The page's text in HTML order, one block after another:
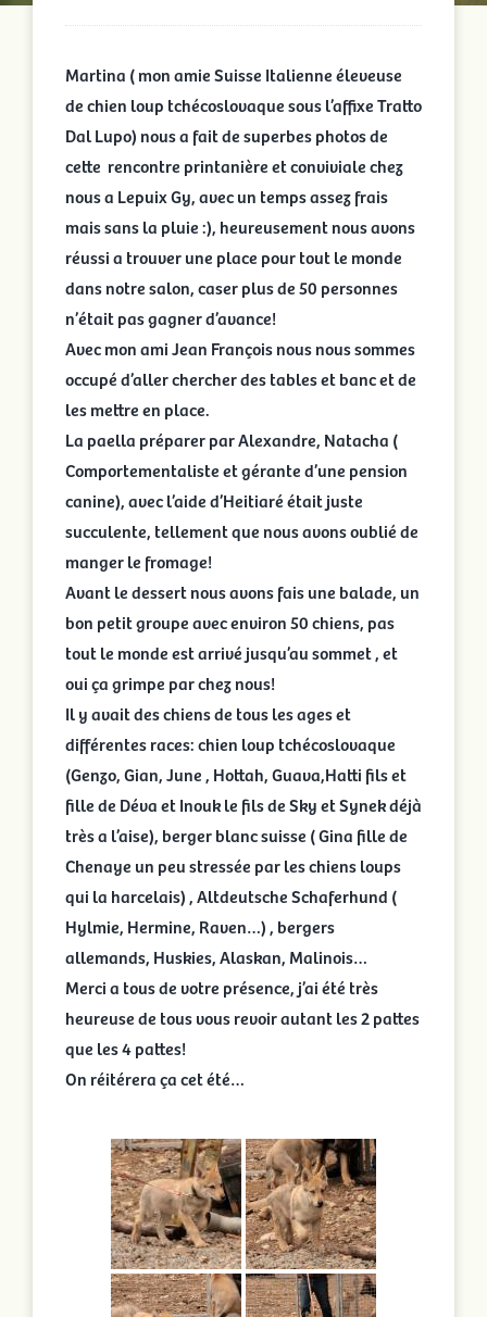
Martina ( mon amie Suisse Italienne éleveuse
de chien loup tchécoslovaque sous l’affixe Tratto
Dal Lupo) nous a fait de superbes photos de
cette rencontre printanière et conviviale chez
nous a Lepuix Gy, avec un temps assez frais
mais sans la pluie :), heureusement nous avons
réussi a trouver une place pour tout le monde
dans notre salon, caser plus de 50 personnes
n’était pas gagner d’avance!
Avec mon ami Jean François nous nous sommes
occupé d’aller chercher des tables et banc et de
les mettre en place.
La paella préparer par Alexandre, Natacha (
Comportementaliste et gérante d’une pension
canine), avec l’aide d’Heitiaré était juste
succulente, tellement que nous avons oublié de
manger le fromage!
Avant le dessert nous avons fais une balade, un
bon petit groupe avec environ 50 chiens, pas
tout le monde est arrivé jusqu’au sommet , et
oui ça grimpe par chez nous!
Il y avait des chiens de tous les ages et
différentes races: chien loup tchécoslovaque
(Genzo, Gian, June , Hottah, Guava,Hatti fils et
fille de Déva et Inouk le fils de Sky et Synek déjà
très a l’aise), berger blanc suisse ( Gina fille de
Chenaye un peu stressée par les chiens loups
qui la harcelais) , Altdeutsche Schaferhund (
Hylmie, Hermine, Raven…) , bergers
allemands, Huskies, Alaskan, Malinois…
Merci a tous de votre présence, j’ai été très
heureuse de tous vous revoir autant les 2 pattes
que les 4 pattes!
On réitérera ça cet été…